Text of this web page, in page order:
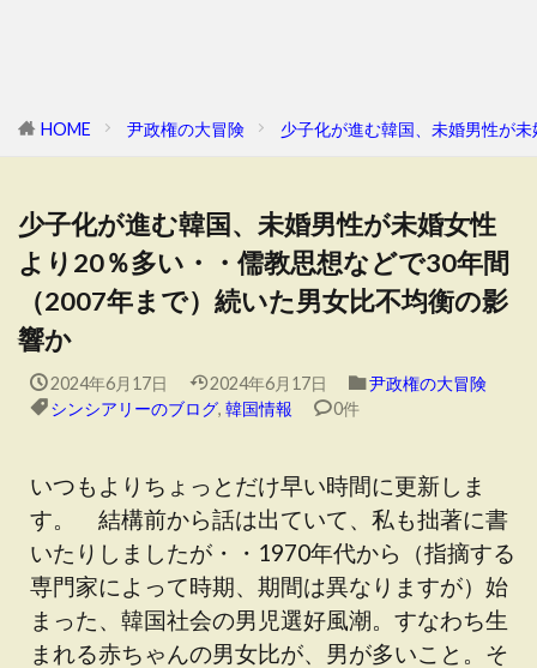
HOME 尹政権の大冒険 少子化が進む韓国、未婚男性が
少子化が進む韓国、未婚男性が未婚女性
より20％多い・・儒教思想などで30年間
（2007年まで）続いた男女比不均衡の影
響か
2024年6月17日 2024年6月17日
尹政権の大冒険
シンシアリーのブログ, 韓国情報 0件
いつもよりちょっとだけ早い時間に更新しま
す。 結構前から話は出ていて、私も拙著に書
いたりしましたが・・1970年代から（指摘する
専門家によって時期、期間は異なりますが）始
まった、韓国社会の男児選好風潮。すなわち生
まれる赤ちゃんの男女比が、男が多いこと。そ